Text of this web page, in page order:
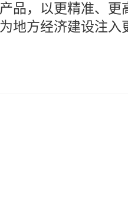
品，以更精准、更
地方经济建设注入